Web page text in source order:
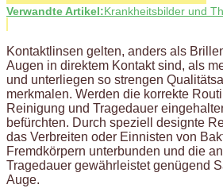
Verwandte Artikel:Krankheitsbilder und
Kontaktlinsen gelten, anders als
Augen in direktem Kontakt sind, als
und unterliegen so strengen
merkmalen. Werden die korrekte
Reinigung und Tragedauer
befürchten. Durch speziell designte
das Verbreiten oder Einnisten von
Fremdkörpern unterbunden und die
Tragedauer gewährleistet genügend
Auge.